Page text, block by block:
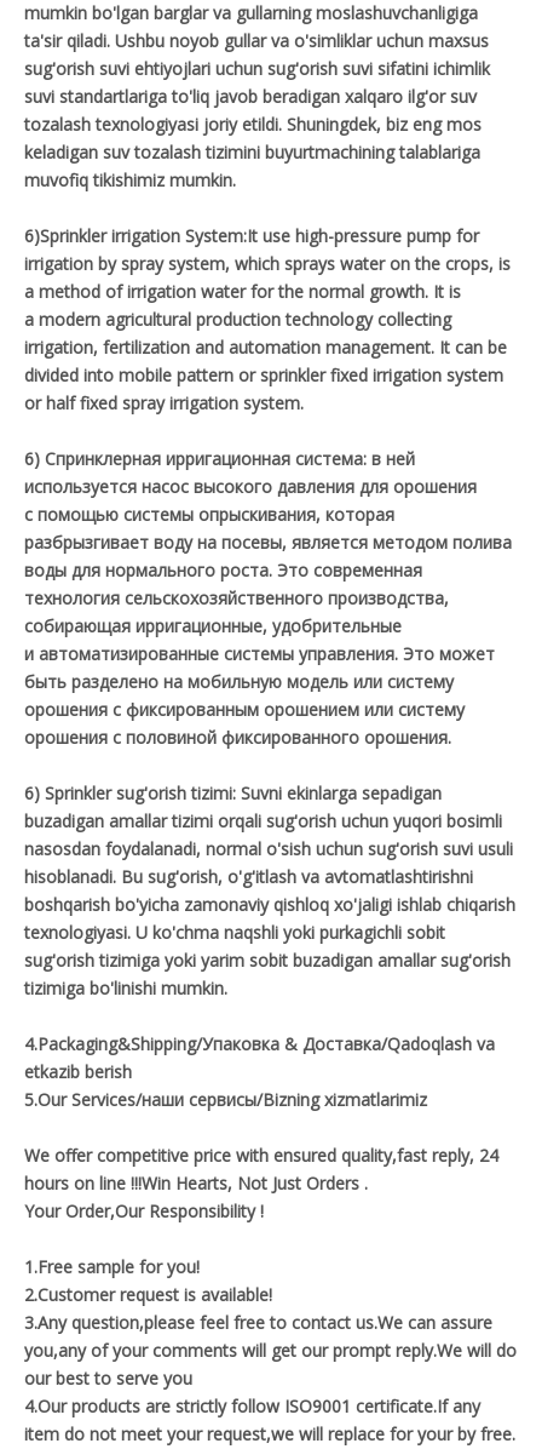
mumkin bo'lgan barglar va gullarning moslashuvchanligiga
ta'sir qiladi. Ushbu noyob gullar va o'simliklar uchun maxsus
sug'orish suvi ehtiyojlari uchun sug'orish suvi sifatini ichimlik
suvi standartlariga to'liq javob beradigan xalqaro ilg'or suv
tozalash texnologiyasi joriy etildi. Shuningdek, biz eng mos
keladigan suv tozalash tizimini buyurtmachining talablariga
muvofiq tikishimiz mumkin.
6)Sprinkler irrigation System:It use high-pressure pump for
irrigation by spray system, which sprays water on the crops, is
a method of irrigation water for the normal growth. It is
a modern agricultural production technology collecting
irrigation, fertilization and automation management. It can be
divided into mobile pattern or sprinkler fixed irrigation system
or half fixed spray irrigation system.
6) Спринклерная ирригационная система: в ней
используется насос высокого давления для орошения
с помощью системы опрыскивания, которая
разбрызгивает воду на посевы, является методом полива
воды для нормального роста. Это современная
технология сельскохозяйственного производства,
собирающая ирригационные, удобрительные
и автоматизированные системы управления. Это может
быть разделено на мобильную модель или систему
орошения с фиксированным орошением или систему
орошения с половиной фиксированного орошения.
6) Sprinkler sug'orish tizimi: Suvni ekinlarga sepadigan
buzadigan amallar tizimi orqali sug'orish uchun yuqori bosimli
nasosdan foydalanadi, normal o'sish uchun sug'orish suvi usuli
hisoblanadi. Bu sug'orish, o'g'itlash va avtomatlashtirishni
boshqarish bo'yicha zamonaviy qishloq xo'jaligi ishlab chiqarish
texnologiyasi. U ko'chma naqshli yoki purkagichli sobit
sug'orish tizimiga yoki yarim sobit buzadigan amallar sug'orish
tizimiga bo'linishi mumkin.
4.Packaging&Shipping/Упаковка & Доставка/Qadoqlash va
etkazib berish
5.Our Services/наши сервисы/Bizning xizmatlarimiz
We offer competitive price with ensured quality,fast reply, 24
hours on line !!!Win Hearts, Not Just Orders .
Your Order,Our Responsibility !
1.Free sample for you!
2.Customer request is available!
3.Any question,please feel free to contact us.We can assure
you,any of your comments will get our prompt reply.We will do
our best to serve you
4.Our products are strictly follow ISO9001 certificate.If any
item do not meet your request,we will replace for your by free.